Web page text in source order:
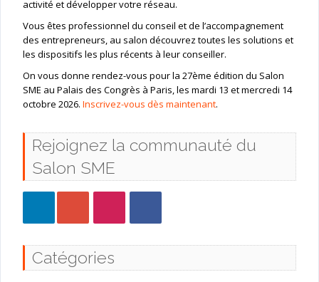
activité et développer votre réseau.
Vous êtes professionnel du conseil et de l’accompagnement
des entrepreneurs, au salon découvrez toutes les solutions et
les dispositifs les plus récents à leur conseiller.
On vous donne rendez-vous pour la 27ème édition du Salon
SME au Palais des Congrès à Paris, les mardi 13 et mercredi 14
octobre 2026. Inscrivez-vous dès maintenant.
Rejoignez la communauté du
Salon SME
Catégories